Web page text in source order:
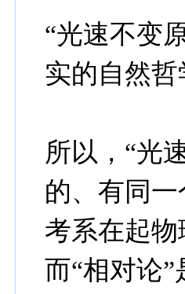
“光速不变
实的自然
所以，“光
的、有同
考系在起
而“相对论